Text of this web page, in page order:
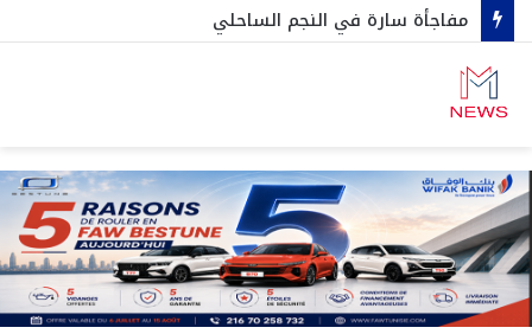
مفاجأة سارة في النجم الساحلي